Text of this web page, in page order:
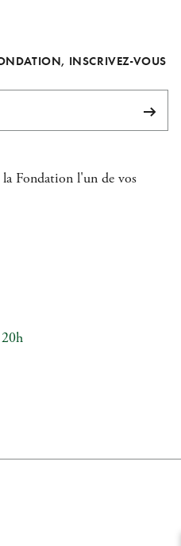
INSCRIVEZ-VOUS
Fondation l'un de vos